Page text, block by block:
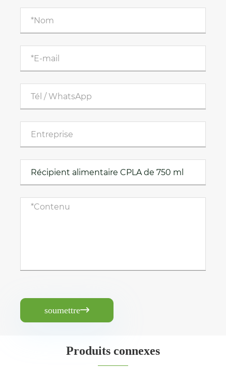
soumettre
Produits connexes